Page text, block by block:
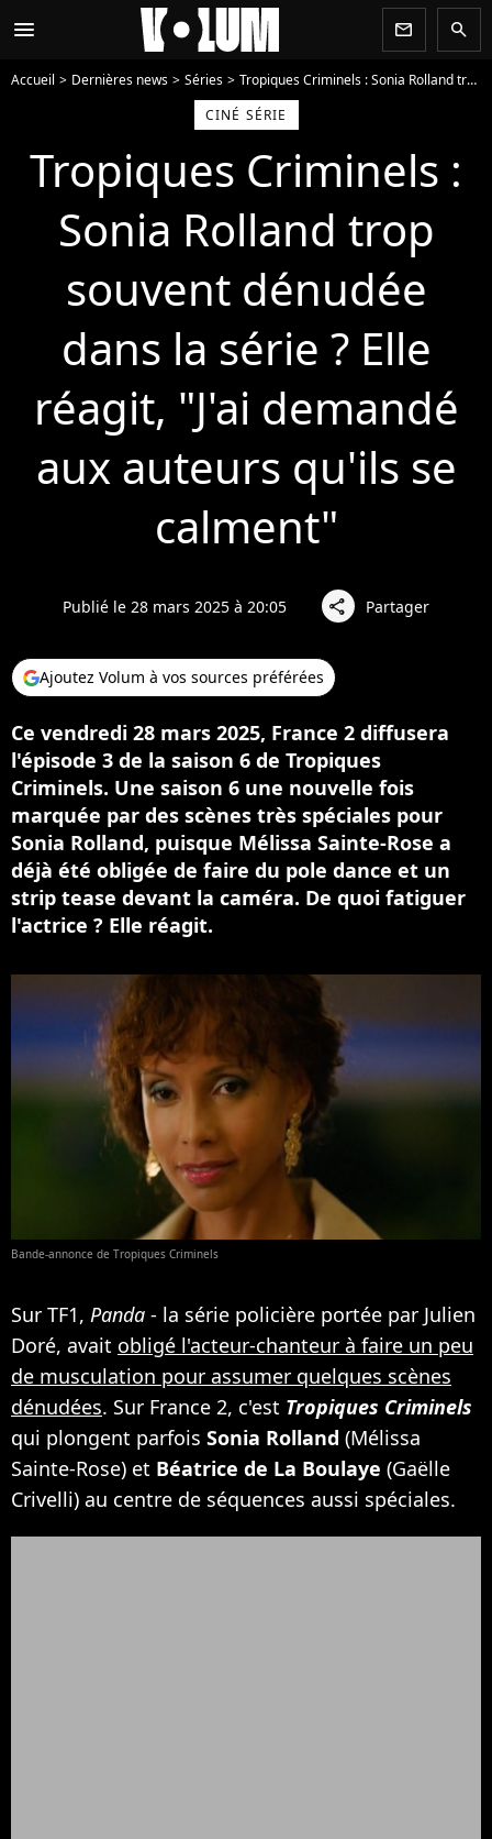
menu newsletter search
Accueil Dernières news Séries
Tropiques Criminels : Sonia Rolland trop souvent dénudée dans la série ? Elle réagit, "J'ai demandé aux auteurs qu'ils se calment"
CINÉ SÉRIE
Tropiques Criminels :
Sonia Rolland trop
souvent dénudée
dans la série ? Elle
réagit, "J'ai demandé
aux auteurs qu'ils se
calment"
Publié le 28 mars 2025 à 20:05 share Partager
Ajoutez Volum à vos sources préférées
Ce vendredi 28 mars 2025, France 2 diffusera
l'épisode 3 de la saison 6 de Tropiques
Criminels. Une saison 6 une nouvelle fois
marquée par des scènes très spéciales pour
Sonia Rolland, puisque Mélissa Sainte-Rose a
déjà été obligée de faire du pole dance et un
strip tease devant la caméra. De quoi fatiguer
l'actrice ? Elle réagit.
Bande-annonce de Tropiques Criminels
Sur TF1, Panda - la série policière portée par Julien
Doré, avait obligé l'acteur-chanteur à faire un peu
de musculation pour assumer quelques scènes
dénudées. Sur France 2, c'est Tropiques Criminels
qui plongent parfois Sonia Rolland (Mélissa
Sainte-Rose) et Béatrice de La Boulaye (Gaëlle
Crivelli) au centre de séquences aussi spéciales.